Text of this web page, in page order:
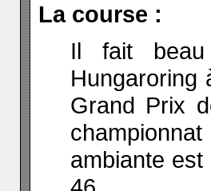
La course :
Il fait
Hungaroring
Grand Prix
ambiante